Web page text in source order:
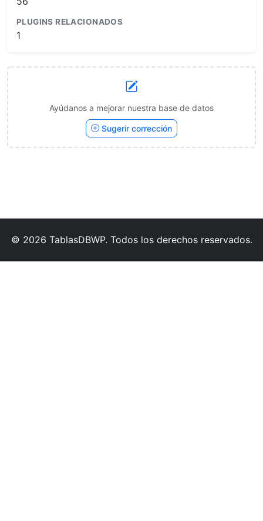
PLUGINS RELACIONADOS
1
Ayúdanos a mejorar nuestra base de datos
Sugerir corrección
© 2026 TablasDBWP. Todos los derechos reservados.